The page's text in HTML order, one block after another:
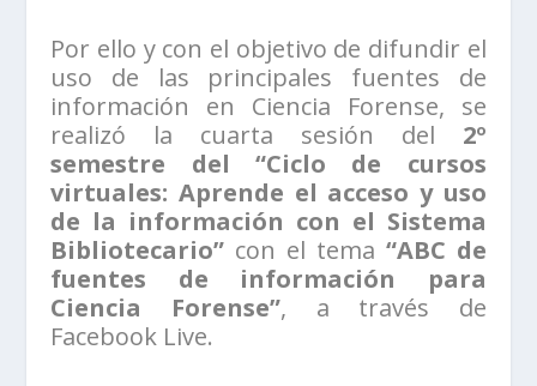
Por ello y con el objetivo de difundir el
uso de las principales fuentes de
información en Ciencia Forense, se
realizó la cuarta sesión del 2º
semestre del “Ciclo de cursos
virtuales: Aprende el acceso y uso
de la información con el Sistema
Bibliotecario” con el tema “ABC de
fuentes de información para
Ciencia Forense”, a través de
Facebook Live.